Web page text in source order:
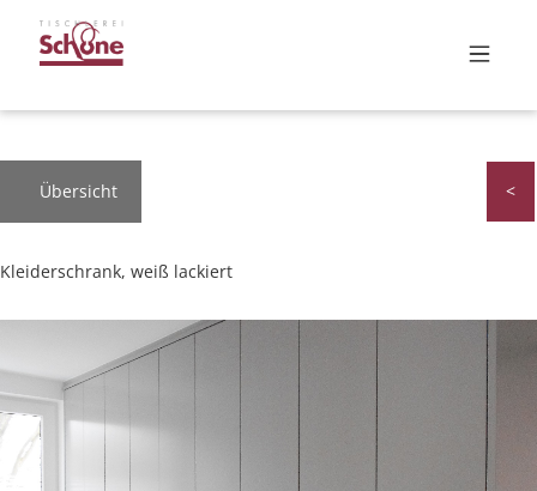
Übersicht <
Kleiderschrank, weiß lackiert